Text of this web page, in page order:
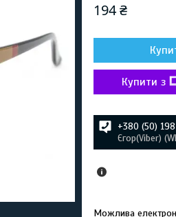
194 ₴
Купити з
+380 (50)
Єгор(Viber)